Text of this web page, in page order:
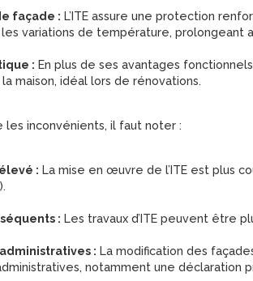
façade : L’ITE assure une protection
les variations de température, prolongeant
: En plus de ses avantages
maison, idéal lors de rénovations.
les inconvénients, il faut noter :
: La mise en œuvre de l’ITE est plus
: Les travaux d’ITE peuvent être
: La modification des
notamment une déclaration